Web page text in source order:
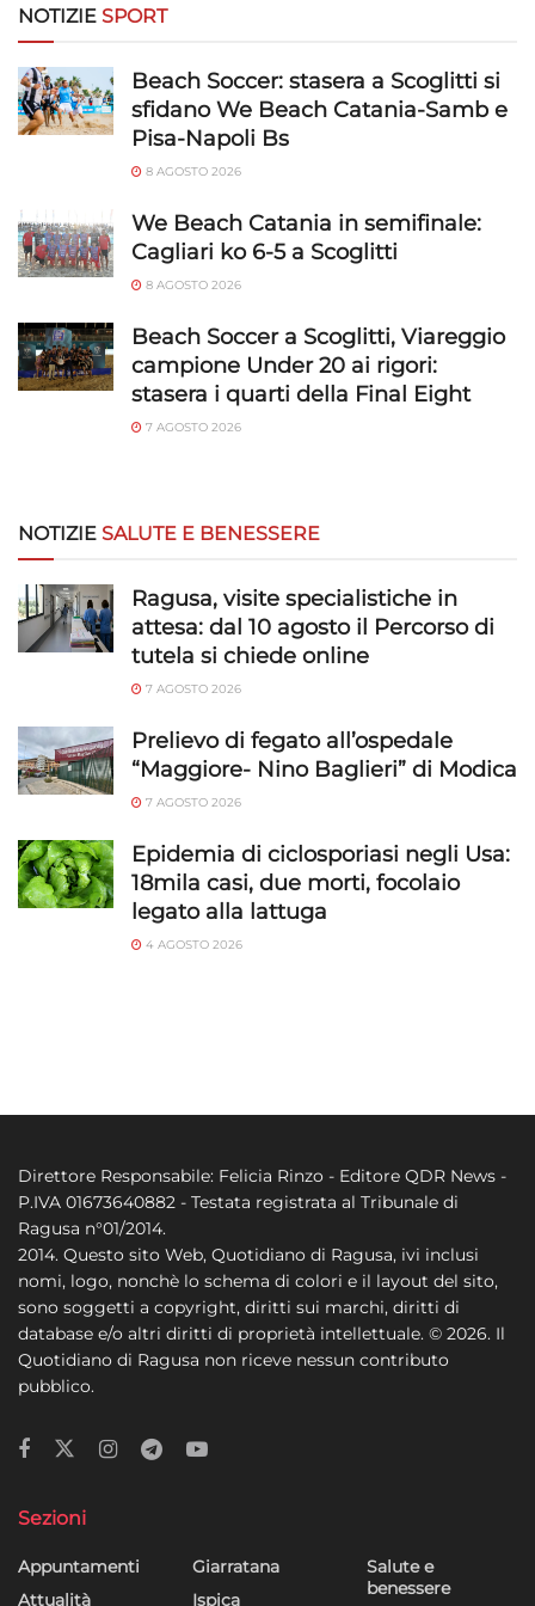
richieste attivamente.
Garantire la sicurezza, prevenire e
rilevare frodi, correggere errori, Erogare
e presentare pubblicità e contenuto,
Salvare e comunicare le scelte sulla
NOTIZIE SPORT
Beach Soccer: stasera a Scoglitti si
sfidano We Beach Catania-Samb e
Pisa-Napoli Bs
8 AGOSTO 2026
We Beach Catania in semifinale:
Cagliari ko 6-5 a Scoglitti
8 AGOSTO 2026
Beach Soccer a Scoglitti, Viareggio
campione Under 20 ai rigori:
stasera i quarti della Final Eight
7 AGOSTO 2026
NOTIZIE SALUTE E BENESSERE
Ragusa, visite specialistiche in
attesa: dal 10 agosto il Percorso di
tutela si chiede online
7 AGOSTO 2026
Prelievo di fegato all’ospedale
“Maggiore- Nino Baglieri” di Modica
7 AGOSTO 2026
Epidemia di ciclosporiasi negli Usa:
18mila casi, due morti, focolaio
legato alla lattuga
4 AGOSTO 2026
Direttore Responsabile: Felicia Rinzo - Editore QDR News -
P.IVA 01673640882 - Testata registrata al Tribunale di
Ragusa n°01/2014.
2014. Questo sito Web, Quotidiano di Ragusa, ivi inclusi
nomi, logo, nonchè lo schema di colori e il layout del sito,
sono soggetti a copyright, diritti sui marchi, diritti di
database e/o altri diritti di proprietà intellettuale. © 2026. Il
Quotidiano di Ragusa non riceve nessun contributo
pubblico.
Sezioni
Appuntamenti
Attualità
Giarratana
Ispica
Salute e
benessere